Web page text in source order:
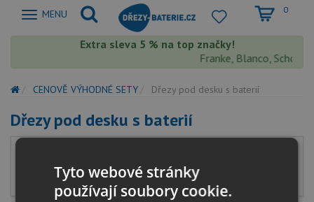
Zobrazit
MENU 0
Extra sleva 5 % na top značky!
Franke, Blanco,
CENOVĚ VÝHODNÉ SETY Dřezy pod desku s baterií
Dřezy pod desku s baterií
Tyto webové stránky
používají soubory cookie.